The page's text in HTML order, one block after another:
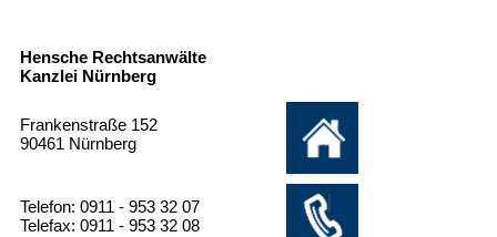
Hensche Rechtsanwälte
Kanzlei Nürnberg
Frankenstraße 152
90461 Nürnberg
Telefon: 0911 - 953 32 07
Telefax: 0911 - 953 32 08